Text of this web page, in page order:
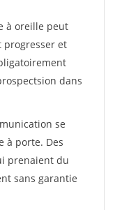
à oreille peut
progresser et
dans
se
à porte. Des
prenaient du
sans garantie